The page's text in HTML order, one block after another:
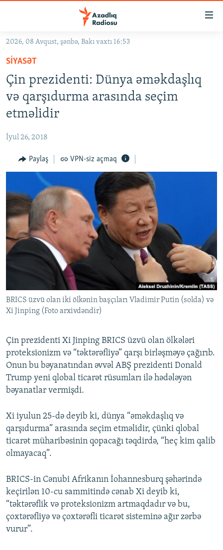
Əsas
qayıt
Əsas
naviqasiyaya
qayıt
Axtarışa
GÜNDƏM
KORRUPSIOMETR
#ƏSLINDƏ
QANUNI DOĞRU
ARAŞDIRMA
MULTIMEDIA
VIDEO
FOTOQALEREYA
İNFOQRAFIKA
KARIKATURA
RADIO ARXIV
OXU ZALI
AZƏRBAYCAN ƏDƏBIYYATI KITABXANASI
İSLAM VƏ DEMOKRATIYA
İZ - MƏDƏNIYYƏT PROQRAMI
HAQQIMIZDA
MISSIYAMIZ
PEŞƏ ETIKASI VƏ JURNALISTIKA STANDARTLARIMIZ
MATERIALLARIMIZDAN ISTIFADƏ
AZADLIQRADIOSU MOBIL TELEFONUNUZDA
BIZIMLƏ ƏLAQƏ
BIZI IZLƏ
RFE/RL-in bütün saytları
2026, 08 Avqust, şənbə, Bakı vaxtı 16:53
SIYASƏT
Çin prezidenti: Dünya əməkdaşlıq
və qarşıdurma arasında seçim
etməlidir
İyul 26, 2018
Paylaş VPN-siz açmaq
BRICS üzvü olan iki ölkənin başçıları Vladimir Putin (solda) və
Xi Jinping (Foto arxivdəndir)
Çin prezidenti Xi Jinping BRICS üzvü olan ölkələri
proteksionizm və “təktərəfliyə” qarşı birləşməyə çağırıb.
Onun bu bəyanatından əvvəl ABŞ prezidenti Donald
Trump yeni qlobal ticarət rüsumları ilə hədələyən
bəyanatlar vermişdi.
Xi iyulun 25-də deyib ki, dünya “əməkdaşlıq və
qarşıdurma” arasında seçim etməlidir, çünki qlobal
ticarət müharibəsinin qopacağı təqdirdə, “heç kim qalib
olmayacaq”.
BRICS-in Cənubi Afrikanın İohannesburq şəhərində
keçirilən 10-cu sammitində cənab Xi deyib ki,
“təktərəflik və proteksionizm artmaqdadır və bu,
çoxtərəfliyə və çoxtərəfli ticarət sisteminə ağır zərbə
vurur”.